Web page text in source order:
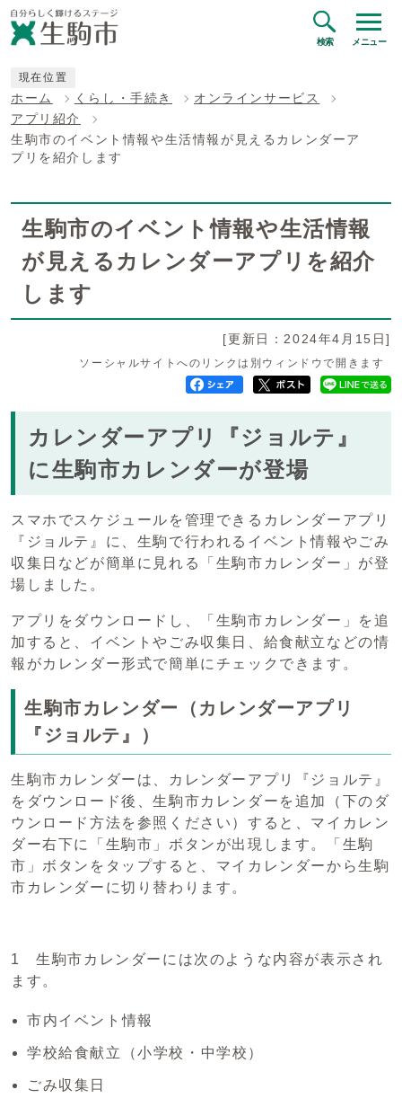
検索 メニュー
現在位置
ホーム くらし・手続き
オンラインサービス
アプリ紹介
生駒市のイベント情報や生活情報が見えるカレンダーア
プリを紹介します
生駒市のイベント情報や生活情報
が見えるカレンダーアプリを紹介
します
[更新日：2024年4月15日]
ソーシャルサイトへのリンクは別ウィンドウで開きます
カレンダーアプリ『ジョルテ』
に生駒市カレンダーが登場
スマホでスケジュールを管理できるカレンダーアプリ
『ジョルテ』に、生駒で行われるイベント情報やごみ
収集日などが簡単に見れる「生駒市カレンダー」が登
場しました。
アプリをダウンロードし、「生駒市カレンダー」を追
加すると、イベントやごみ収集日、給食献立などの情
報がカレンダー形式で簡単にチェックできます。
生駒市カレンダー（カレンダーアプリ
『ジョルテ』）
生駒市カレンダーは、カレンダーアプリ『ジョルテ』
をダウンロード後、生駒市カレンダーを追加（下のダ
ウンロード方法を参照ください）すると、マイカレン
ダー右下に「生駒市」ボタンが出現します。「生駒
市」ボタンをタップすると、マイカレンダーから生駒
市カレンダーに切り替わります。
1 生駒市カレンダーには次のような内容が表示され
ます。
市内イベント情報
学校給食献立（小学校・中学校）
ごみ収集日